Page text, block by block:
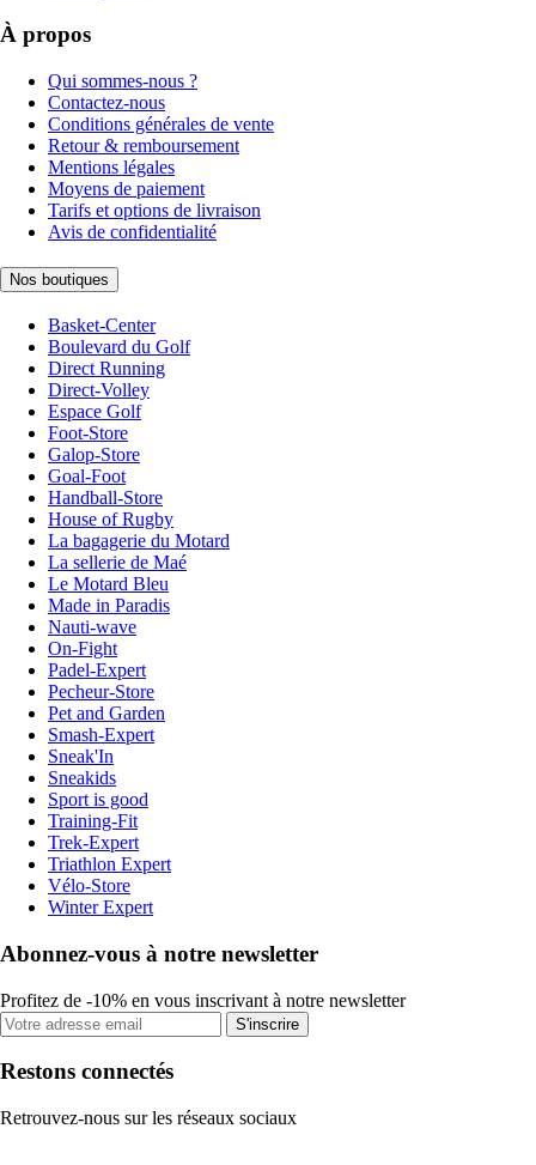
À propos
Qui sommes-nous ?
Contactez-nous
Conditions générales de vente
Retour & remboursement
Mentions légales
Moyens de paiement
Tarifs et options de livraison
Avis de confidentialité
Nos boutiques
Basket-Center
Boulevard du Golf
Direct Running
Direct-Volley
Espace Golf
Foot-Store
Galop-Store
Goal-Foot
Handball-Store
House of Rugby
La bagagerie du Motard
La sellerie de Maé
Le Motard Bleu
Made in Paradis
Nauti-wave
On-Fight
Padel-Expert
Pecheur-Store
Pet and Garden
Smash-Expert
Sneak'In
Sneakids
Sport is good
Training-Fit
Trek-Expert
Triathlon Expert
Vélo-Store
Winter Expert
Abonnez-vous à notre newsletter
Profitez de -10% en vous inscrivant à notre newsletter
S'inscrire
Restons connectés
Retrouvez-nous sur les réseaux sociaux